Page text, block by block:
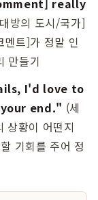
really
방의 도시/국가]
트]가 정말 인
만들기
I'd love to
end." (세
상황이 어떤지
기회를 주어 정